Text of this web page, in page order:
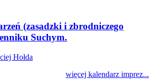
(zasadzki i zbrodniczego
Suchym.
Hołda
więcej kalendarz imprez...